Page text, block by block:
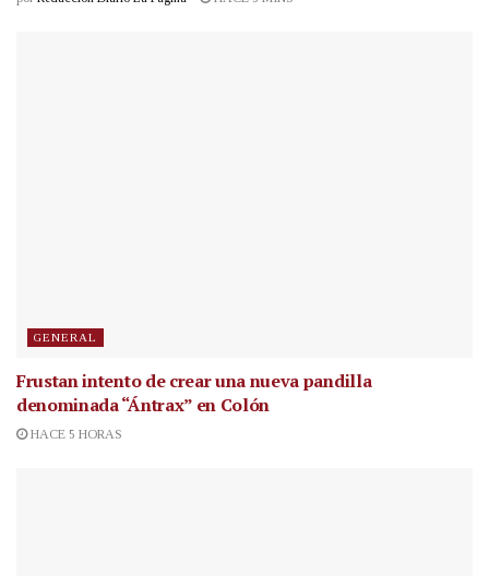
GENERAL
Frustan intento de crear una nueva pandilla
denominada “Ántrax” en Colón
HACE 5 HORAS